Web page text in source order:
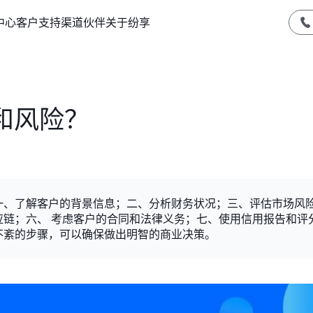
心客户支持渠道伙伴关于纷享
险？
了解客户的背景信息；二、分析财务状况；三、评估市场风
；六、 考虑客户的合同和法律义务；七、使用信用报告和评
的步骤，可以确保做出明智的商业决策。